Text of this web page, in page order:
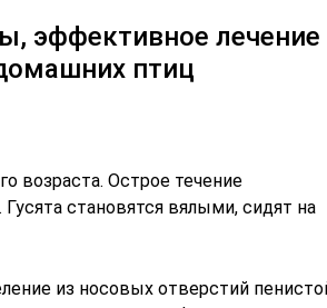
эффективное лечение
птиц
возраста. Острое течение
становятся вялыми, сидят на
из носовых отверстий